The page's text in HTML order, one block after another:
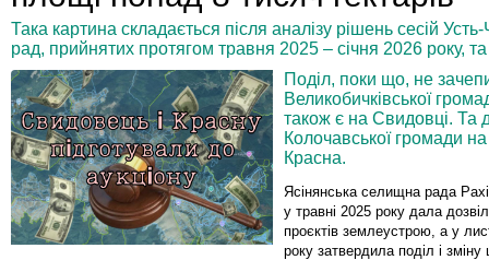
Така картина складається після аналізу рішень сесій
рад, прийнятих протягом травня 2025 – січня 2026 року,
Поділ, поки що, не
Великобичківської
також є на Свидовці. Та
Колочавської громади
Красна.
Ясінянська селищна рада
у травні 2025 року дала
проєктів землеустрою, а у
року затвердила поділ і зміну